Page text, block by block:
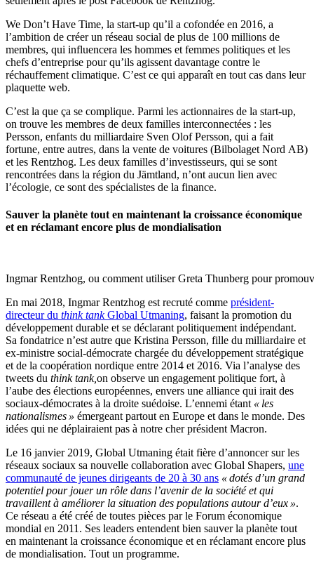
We Don’t Have Time, la start-up qu’il a cofondée en 2016, a
l’ambition de créer un réseau social de plus de 100 millions de
membres, qui influencera les hommes et femmes politiques et les
chefs d’entreprise pour qu’ils agissent davantage contre le
réchauffement climatique. C’est ce qui apparaît en tout cas dans leur
plaquette web.
C’est la que ça se complique. Parmi les actionnaires de la start-up,
on trouve les membres de deux familles interconnectées : les
Persson, enfants du milliardaire Sven Olof Persson, qui a fait
fortune, entre autres, dans la vente de voitures (Bilbolaget Nord AB)
et les Rentzhog. Les deux familles d’investisseurs, qui se sont
rencontrées dans la région du Jämtland, n’ont aucun lien avec
l’écologie, ce sont des spécialistes de la finance.
Sauver la planète tout en maintenant la croissance économique
et en réclamant encore plus de mondialisation
Ingmar Rentzhog, ou comment utiliser Greta Thunberg pour
En mai 2018, Ingmar Rentzhog est recruté comme président-
directeur du think tankGlobal Utmaning, faisant la promotion du
développement durable et se déclarant politiquement indépendant.
Sa fondatrice n’est autre que Kristina Persson, fille du milliardaire et
ex-ministre social-démocrate chargée du développement stratégique
et de la coopération nordique entre 2014 et 2016. Via l’analyse des
tweets du think tank,on observe un engagement politique fort, à
l’aube des élections européennes, envers une alliance qui irait des
sociaux-démocrates à la droite suédoise. L’ennemi étant « les
nationalismes» émergeant partout en Europe et dans le monde. Des
idées qui ne déplairaient pas à notre cher président Macron.
Le 16 janvier 2019, Global Utmaning était fière d’annoncer sur les
réseaux sociaux sa nouvelle collaboration avec Global Shapers, une
communauté de jeunes dirigeants de 20 à 30 ans «dotés d’un grand
potentiel pour jouer un rôle dans l’avenir de la société et qui
travaillent à améliorer la situation des populations autour d’eux».
Ce réseau a été créé de toutes pièces par le Forum économique
mondial en 2011. Ses leaders entendent bien sauver la planète tout
en maintenant la croissance économique et en réclamant encore plus
de mondialisation. Tout un programme.